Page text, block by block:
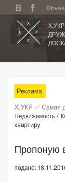
Все регионы
Категории
Избранное
Личный
Поиск по
Реклама
Х.УКР ✅ Самая
Недвижимость /
квартиру
Пропоную
подано: